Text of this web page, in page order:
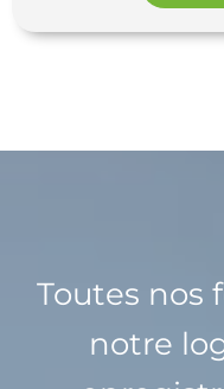
Toutes nos
notre